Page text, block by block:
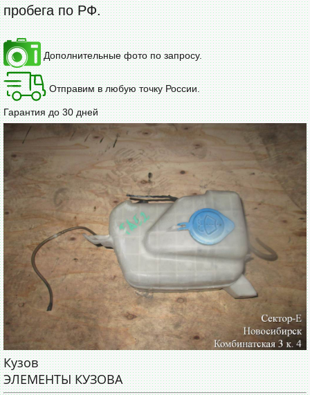
пробега по РФ.
Дополнительные фото по запросу.
Отправим в любую точку России.
Гарантия до 30 дней
Кузов
ЭЛЕМЕНТЫ КУЗОВА